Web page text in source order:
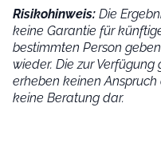
Risikohinweis: Die
keine Garantie für
bestimmten Person
wieder. Die zur
erheben keinen
keine Beratung dar.